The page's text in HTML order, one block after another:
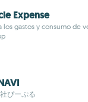
Expense
los gastos y consumo de
ぴーぷる